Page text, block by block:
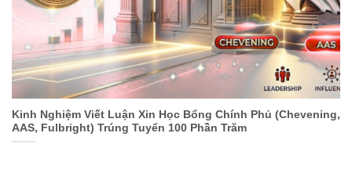
Kinh Nghiệm Viết Luận Xin Học Bổng Chính Phủ (Chevening,
AAS, Fulbright) Trúng Tuyển 100 Phần Trăm